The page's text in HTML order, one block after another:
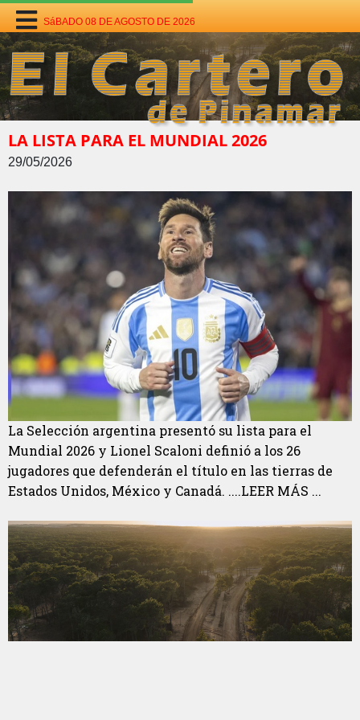
SáBADO 08 DE AGOSTO DE 2026
LA LISTA PARA EL MUNDIAL 2026
29/05/2026
La Selección argentina presentó su lista para el
Mundial 2026 y Lionel Scaloni definió a los 26
jugadores que defenderán el título en las tierras de
Estados Unidos, México y Canadá. ....LEER MÁS ...